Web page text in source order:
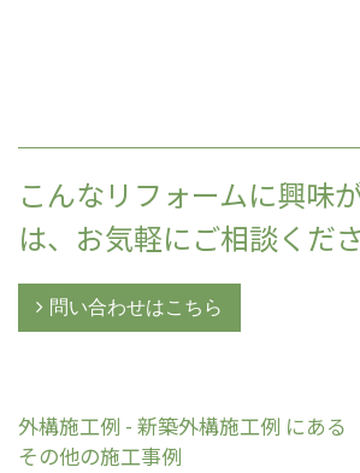
こんなリフォームに興味
は、お気軽にご相談くだ
問い合わせはこちら
外構施工例 - 新築外構施工例 にある
その他の施工事例